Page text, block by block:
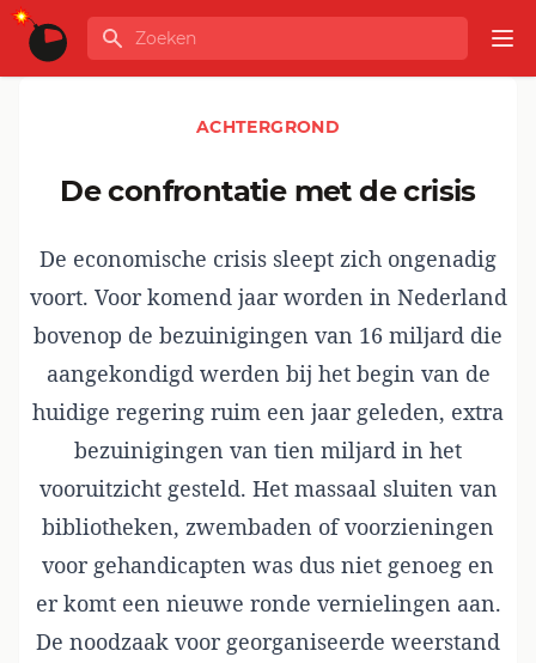
Ga naar de inhoud
GLOBALINFO
Zoeken
ACHTERGROND
De confrontatie met de crisis
De economische crisis sleept zich ongenadig
voort. Voor komend jaar worden in Nederland
bovenop de bezuinigingen van 16 miljard die
aangekondigd werden bij het begin van de
huidige regering ruim een jaar geleden, extra
bezuinigingen van tien miljard in het
vooruitzicht gesteld. Het massaal sluiten van
bibliotheken, zwembaden of voorzieningen
voor gehandicapten was dus niet genoeg en
er komt een nieuwe ronde vernielingen aan.
De noodzaak voor georganiseerde weerstand